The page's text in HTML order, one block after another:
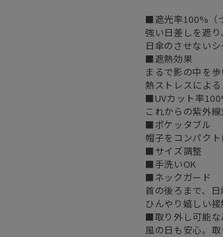
■遮光率100%（
強い日差しを遮
日傘のさせないシ
■遮熱効果
まるで影の中を
熱ストレスによ
■UVカット率
これからの紫外
■ポケッタブル
帽子をコンパク
■サイズ調整
■手洗いOK
■ネックガード
首の後ろまで、日
ひんやり嬉しい
■取り外し可能な
風の日も安心。取